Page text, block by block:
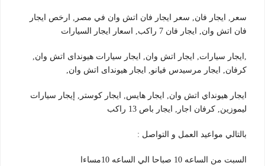
سعر, ايجار فان, سعر ايجار فان اتش وان في مصر, ارخص ايجار
فان اتش وان, ايجار فان 7 راكب, اسعار ايجار السيارات
,ايجار سيارات, ايجار اتش وان, ايجار سيارات هيونداى اتش وان,
كرفان, ايجار مرسيدس فيانو, ايجار هيونداى اتش وان,
ايجار هيونداي اتش وان, ايجار هايس, ايجار كوستر, إيجار سيارات
ليموزين, كرفان اجار, ايجار باص 13 راكب
بالتالي مواعيد العمل و التواصل :
السبت من الساعه 10 صباحا الي الساعه 10مساءا